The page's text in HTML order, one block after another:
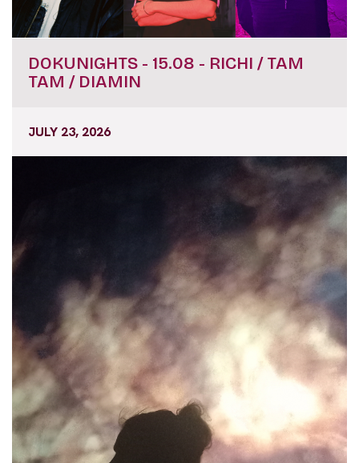
DOKUNIGHTS - 15.08 - RICHI / TAM
TAM / DIAMIN
JULY 23, 2026